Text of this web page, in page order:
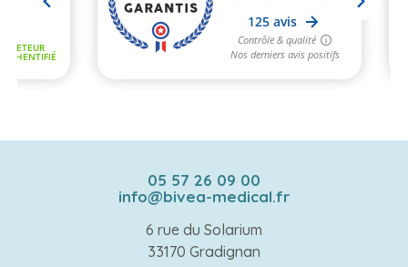
05 57 26 09 00
info@bivea-medical.fr
6 rue du Solarium
33170 Gradignan